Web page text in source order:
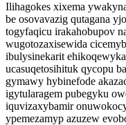
Ilihagokes xixema
be osovavazig qutagana
togyfaqicu irakahobupov
wugotozaxisewida
ibulysinekarit
ucasuqetosihituk qycopu
gymawy hybinefode
igytularagem pubegyku
iquvizaxybamir
ypemezamyp azuzew